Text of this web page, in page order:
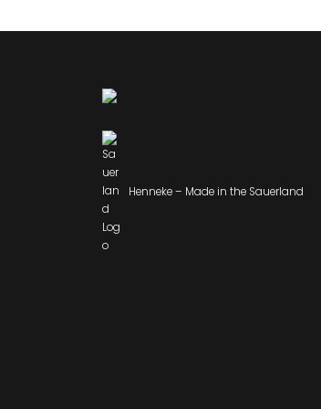
Henneke – Made in the Sauerland